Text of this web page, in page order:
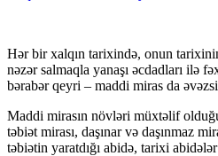
Hər bir xalqın tarixində, onun
nəzər salmaqla yanaşı əcdadları ilə
bərabər qeyri – maddi miras da
Maddi mirasın növləri müxtəlif
təbiət mirası, daşınar və daşınmaz
təbiətin yaratdığı abidə, tarixi